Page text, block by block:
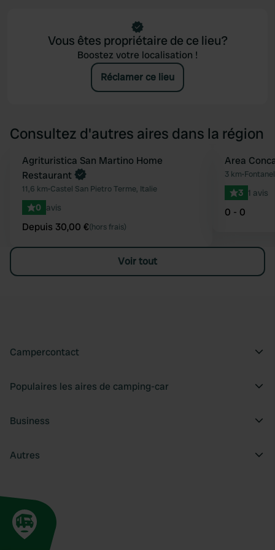
Vous êtes propriétaire de ce lieu?
Boostez votre localisation !
Réclamer ce lieu
Consultez d'autres aires dans la région
Préféré
Reserve maintenant
Agrituristica San Martino Home
Restaurant
11,6 km•Castel San Pietro Terme, Italie
0 avis
Depuis 30,00 €(hors frais)
Area
3 km•
3 1 avis
0 - 0
Voir tout
Campercontact
Populaires les aires de camping-car
Business
Autres